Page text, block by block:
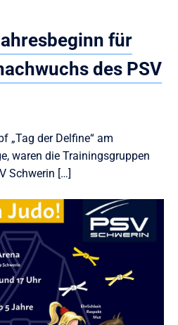
für
des PSV
„Tag der Delfine“ am
waren die Trainingsgruppen
Schwerin […]